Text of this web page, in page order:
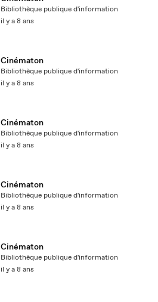
Bibliothèque publique d'information
il y a 8 ans
Cinématon
Bibliothèque publique d'information
il y a 8 ans
Cinématon
Bibliothèque publique d'information
il y a 8 ans
Cinématon
Bibliothèque publique d'information
il y a 8 ans
Cinématon
Bibliothèque publique d'information
il y a 8 ans